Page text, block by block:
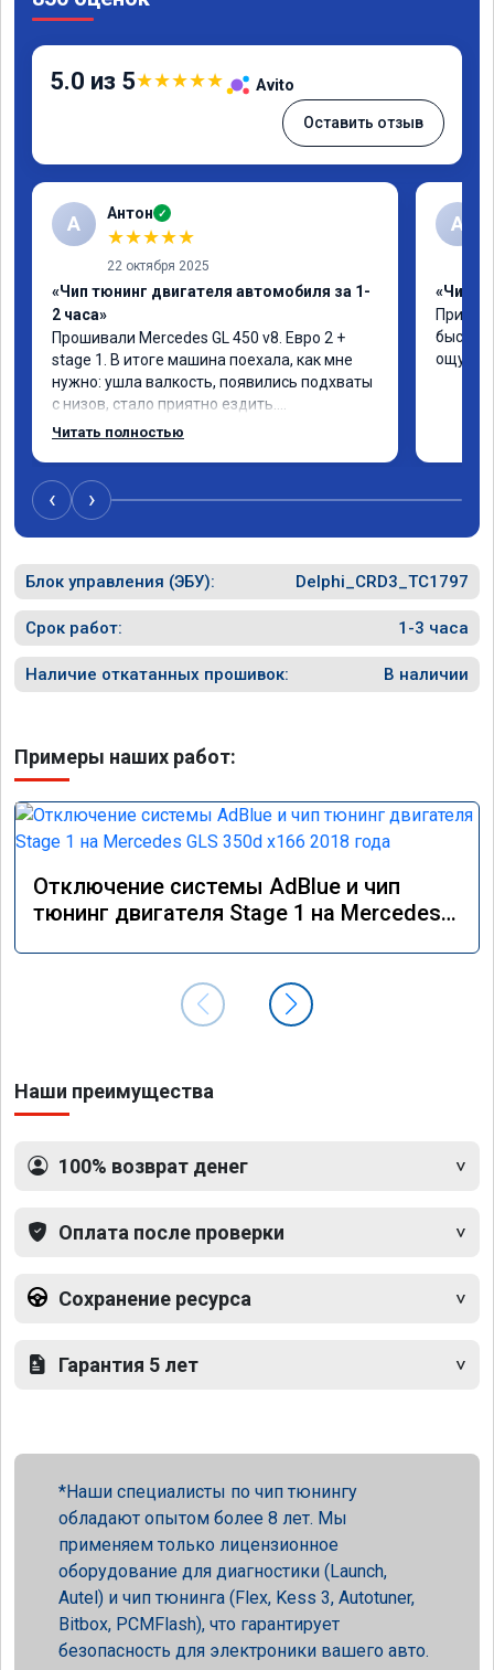
5.0 из 5★★★★★ Avito
Оставить отзыв
А Антон ✓
★★★★★
22 октября 2025
«Чип тюнинг двигателя автомобиля за 1-
2 часа»
Прошивали Mercedes GL 450 v8. Евро 2 +
stage 1. В итоге машина поехала, как мне
нужно: ушла валкость, появились подхваты
с низов, стало приятно ездить.
Одни из лучших трат, в авто! 🔥
Читать полностью
A
«Чип
‹ ›
Блок управления (ЭБУ): Delphi_CRD3_TC1797
Срок работ: 1-3 часа
Наличие откатанных прошивок: В наличии
Примеры наших работ:
Отключение системы AdBlue и чип
тюнинг двигателя Stage 1 на Mercedes
Наши преимущества
100% возврат денег
Оплата после проверки
Сохранение ресурса
Гарантия 5 лет
Наши специалисты по чип тюнингу
обладают опытом более 8 лет. Мы
применяем только лицензионное
оборудование для диагностики (Launch,
Autel) и чип тюнинга (Flex, Kess 3, Autotuner,
Bitbox, PCMFlash), что гарантирует
безопасность для электроники вашего авто.